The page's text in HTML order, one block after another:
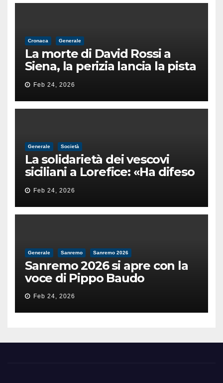
Cronaca Generale
La morte di David Rossi a
Siena, la perizia lancia la pista
di un’intimidazione finita
male
Feb 24, 2026
Generale Società
La solidarietà dei vescovi
siciliani a Lorefice: «Ha difeso
il valore e la dignità
dell’umanità»
Feb 24, 2026
Generale Sanremo Sanremo 2026
Sanremo 2026 si apre con la
voce di Pippo Baudo
Feb 24, 2026